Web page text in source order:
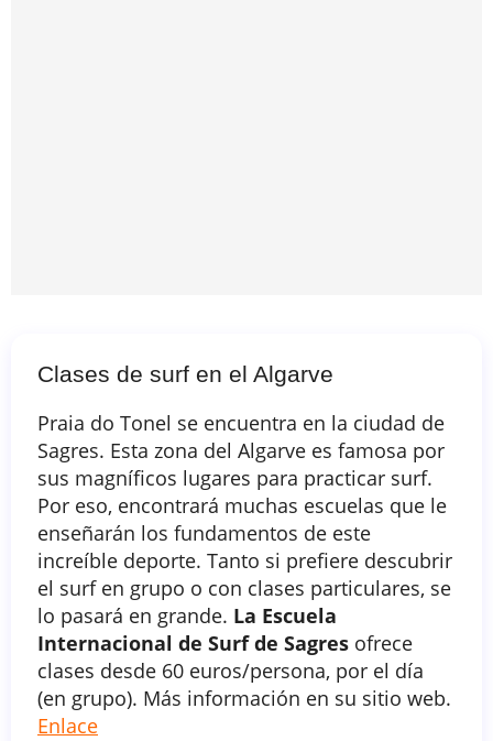
Clases de surf en el Algarve
Praia do Tonel se encuentra en la ciudad de
Sagres. Esta zona del Algarve es famosa por
sus magníficos lugares para practicar surf.
Por eso, encontrará muchas escuelas que le
enseñarán los fundamentos de este
increíble deporte. Tanto si prefiere descubrir
el surf en grupo o con clases particulares, se
lo pasará en grande. La Escuela
Internacional de Surf de Sagres ofrece
clases desde 60 euros/persona, por el día
(en grupo). Más información en su sitio web.
Enlace